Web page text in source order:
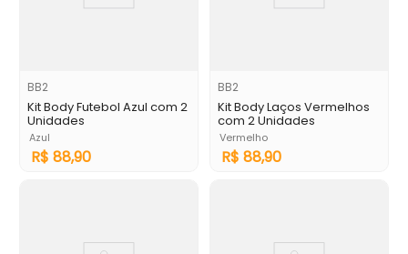
BB2
Kit Body Futebol Azul com 2
Unidades
Azul
R$ 88,90
BB2
Kit Body Laços Vermelhos
com 2 Unidades
Vermelho
R$ 88,90